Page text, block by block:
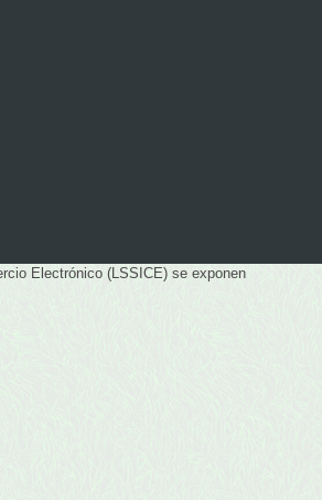
Electrónico (LSSICE) se exponen